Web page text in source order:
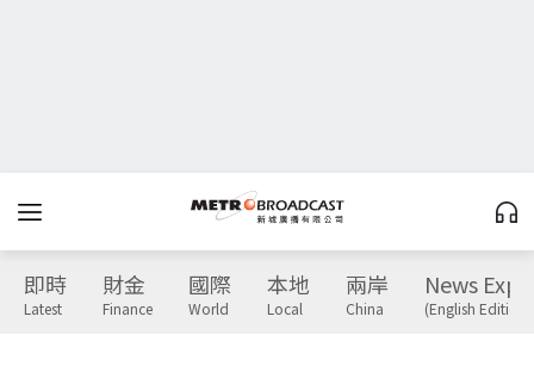
即時
Latest
財金
Finance
國際
World
本地
Local
兩岸
China
News
(English Edition)